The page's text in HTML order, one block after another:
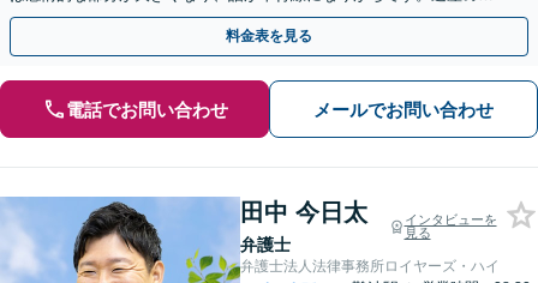
い込みもご相談ください。泥沼化する前にお電話ください。
料金表を見る
電話でお問い合わせ メールでお問い合わせ
田中 今日太
弁護士
インタビューを
見る
弁護士法人法律事務所ロイヤーズ・ハイ